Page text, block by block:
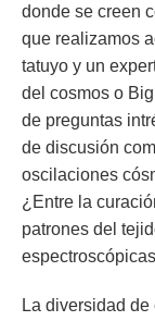
donde se creen
que realizamos
tatuyo y un
del cosmos o
de preguntas
de discusión
oscilaciones
¿Entre la
patrones del
La diversidad